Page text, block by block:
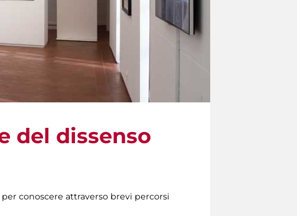
del dissenso
per conoscere attraverso brevi percorsi